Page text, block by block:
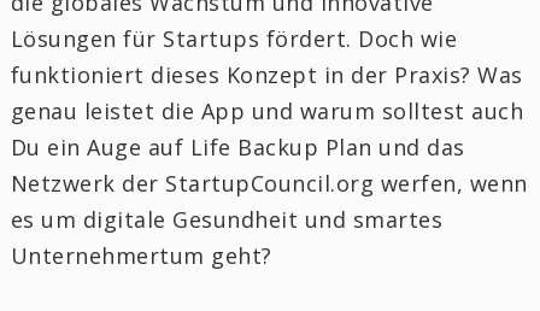
Lösungen für Startups fördert. Doch wie
funktioniert dieses Konzept in der Praxis? Was
genau leistet die App und warum solltest auch
Du ein Auge auf Life Backup Plan und das
Netzwerk der StartupCouncil.org werfen, wenn
es um digitale Gesundheit und smartes
Unternehmertum geht?